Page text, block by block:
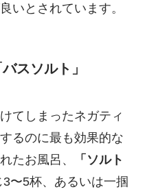
いとされています。
スソルト」
てしまったネガティ
るのに最も効果的な
たお風呂、
「ソルト
〜5杯、あるいは一掴